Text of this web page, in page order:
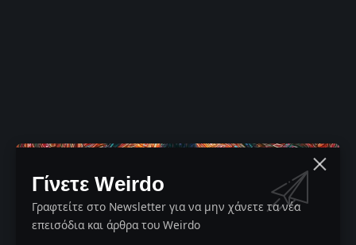
Γίνετε Weirdo
Γραφτείτε στο Newsletter για να μην χάνετε τα νέα
επεισόδια και άρθρα του Weirdo